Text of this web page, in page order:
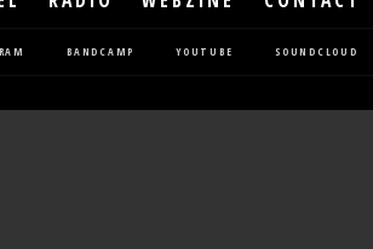
BANDCAMP YOUTUBE SOUNDCLOUD